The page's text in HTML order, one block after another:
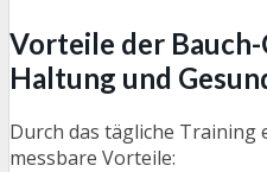
Vorteile der
Haltung und
Durch das tägliche Training
messbare Vorteile: